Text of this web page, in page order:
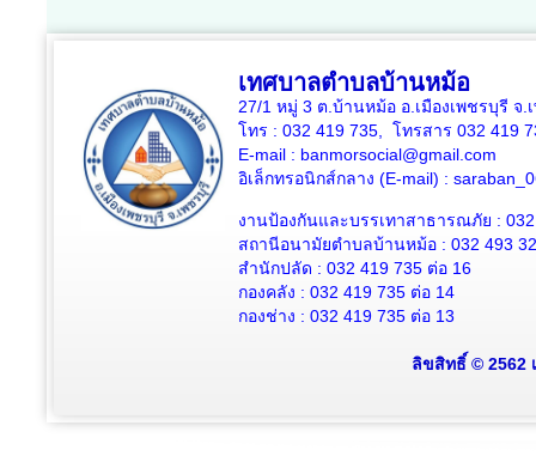
เทศบาลตำบลบ้านหม้อ
27/1 หมู่ 3 ต.บ้านหม้อ อ.เมืองเพชรบุรี จ.
โทร : 032 419 735, โทรสาร 032 419
E-mail : banmorsocial@gmail.com
อิเล็กทรอนิกส์กลาง (E-mail) :
งานป้องกันและบรรเทาสาธารณภัย :
สถานีอนามัยตำบลบ้านหม้อ : 032 493
สำนักปลัด : 032 419 735 ต่อ 16
กองคลัง : 032 419 735 ต่อ 14
กองช่าง : 032 419 735 ต่อ 13
ลิขสิทธิ์ © 2562